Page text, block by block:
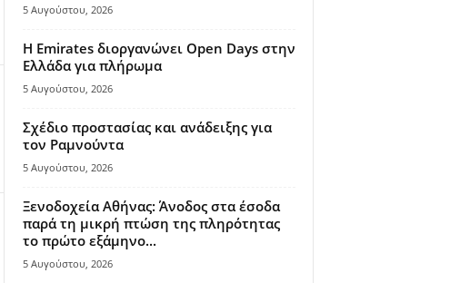
5 Αυγούστου, 2026
Η Emirates διοργανώνει Open Days στην
Ελλάδα για πλήρωμα
5 Αυγούστου, 2026
Σχέδιο προστασίας και ανάδειξης για
τον Ραμνούντα
5 Αυγούστου, 2026
Ξενοδοχεία Αθήνας: Άνοδος στα έσοδα
παρά τη μικρή πτώση της πληρότητας
το πρώτο εξάμηνο...
5 Αυγούστου, 2026